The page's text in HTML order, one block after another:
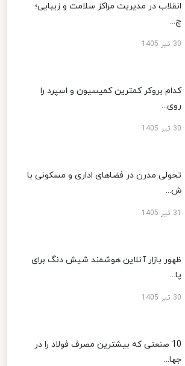
انقلاب در مدیریت مراکز سلامت و زیبایی؛
چ...
30 تیر 1405
کدام بروکر کمترین کمیسیون و اسپرد را
روی...
30 تیر 1405
تحولی مدرن در فضاهای اداری و مسکونی با
ش...
ظهور بازار آنلاین هوشمند شیش دنگ برای
پا...
30 تیر 1405
10 صنعتی که بیشترین مصرف فولاد را در
جها...